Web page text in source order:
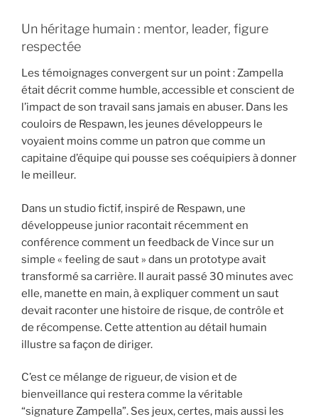
Un héritage humain : mentor, leader, figure
respectée
Les témoignages convergent sur un point : Zampella
était décrit comme humble, accessible et conscient de
l’impact de son travail sans jamais en abuser. Dans les
couloirs de Respawn, les jeunes développeurs le
voyaient moins comme un patron que comme un
capitaine d’équipe qui pousse ses coéquipiers à donner
le meilleur.
Dans un studio fictif, inspiré de Respawn, une
développeuse junior racontait récemment en
conférence comment un feedback de Vince sur un
simple « feeling de saut » dans un prototype avait
transformé sa carrière. Il aurait passé 30 minutes avec
elle, manette en main, à expliquer comment un saut
devait raconter une histoire de risque, de contrôle et
de récompense. Cette attention au détail humain
illustre sa façon de diriger.
C’est ce mélange de rigueur, de vision et de
bienveillance qui restera comme la véritable
“signature Zampella”. Ses jeux, certes, mais aussi les